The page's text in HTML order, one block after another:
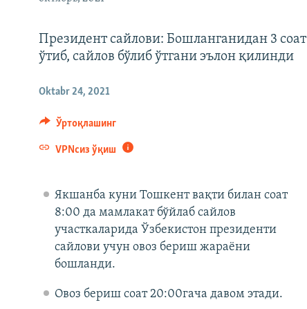
Президент сайлови: Бошланганидан 3 соат
ўтиб, сайлов бўлиб ўтгани эълон қилинди
Oktabr 24, 2021
Ўртоқлашинг
VPNсиз ўқиш
Якшанба куни Тошкент вақти билан соат
8:00 да мамлакат бўйлаб сайлов
участкаларида Ўзбекистон президенти
сайлови учун овоз бериш жараёни
бошланди.
Овоз бериш соат 20:00гача давом этади.